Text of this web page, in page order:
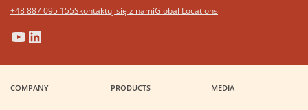
+48 887 095 155Skontaktuj się z namiGlobal Locations
(Opens
in
new
(Opens
in
new
(Opens
in
new
(Opens
in
new
COMPANY PRODUCTS MEDIA